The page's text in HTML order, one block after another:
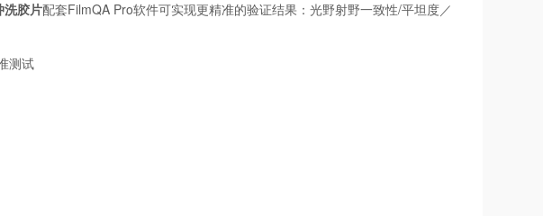
洗胶片配套FilmQA Pro软件可实现更精准的验证结果：光野射野一致性/平坦度／
测试